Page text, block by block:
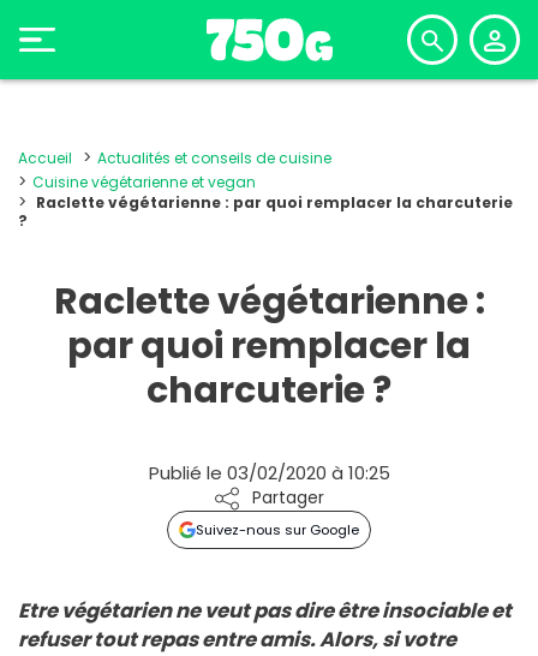
Accueil
Actualités et conseils de cuisine
Cuisine végétarienne et vegan
Raclette végétarienne : par quoi remplacer la charcuterie
?
Raclette végétarienne :
par quoi remplacer la
charcuterie ?
Publié le 03/02/2020 à 10:25
Partager
Suivez-nous sur Google
Etre végétarien ne veut pas dire être insociable et
refuser tout repas entre amis. Alors, si votre